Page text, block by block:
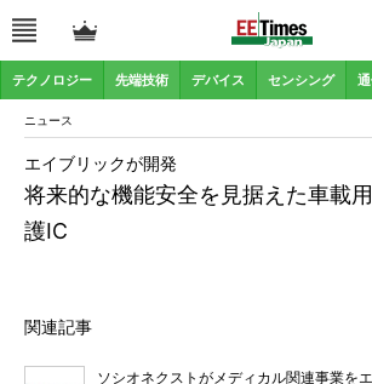
テクノロジー 先端技術 デバイス センシング
ニュース
将来的な機能安全を見据えた車載
護IC
エイブリックが開発
関連記事
ソシオネクストがメディカル関連事業を